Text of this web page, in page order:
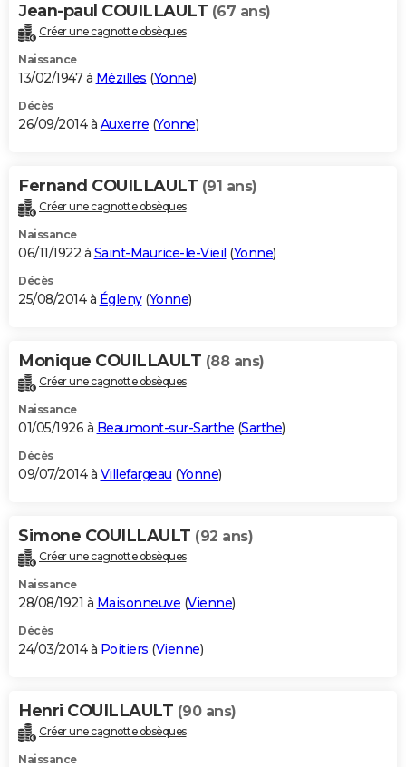
Jean-paul COUILLAULT (67 ans)
Créer une cagnotte obsèques
Naissance
13/02/1947 à Mézilles (Yonne)
Décès
26/09/2014 à Auxerre (Yonne)
Fernand COUILLAULT (91 ans)
Créer une cagnotte obsèques
Naissance
06/11/1922 à Saint-Maurice-le-Vieil (Yonne)
Décès
25/08/2014 à Égleny(Yonne)
Monique COUILLAULT (88 ans)
Créer une cagnotte obsèques
Naissance
01/05/1926 à Beaumont-sur-Sarthe (Sarthe)
Décès
09/07/2014 à Villefargeau (Yonne)
Simone COUILLAULT (92 ans)
Créer une cagnotte obsèques
Naissance
28/08/1921 à Maisonneuve (Vienne)
Décès
24/03/2014 à Poitiers (Vienne)
Henri COUILLAULT (90 ans)
Créer une cagnotte obsèques
Naissance